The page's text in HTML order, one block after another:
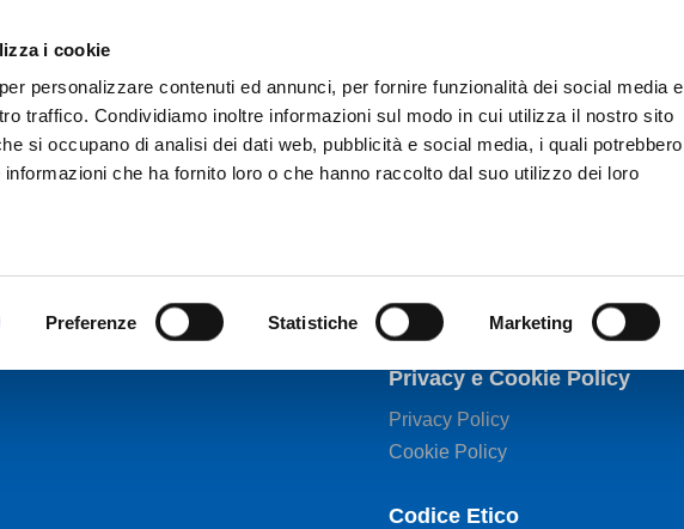
i cookie
personalizzare contenuti ed annunci, per fornire funzionalità dei social media e
traffico. Condividiamo inoltre informazioni sul modo in cui utilizza il nostro sito
si occupano di analisi dei dati web, pubblicità e social media, i quali potrebbero
che ha fornito loro o che hanno raccolto dal suo utilizzo dei loro
Preferenze Statistiche Marketing
XMASTER FGL NETWORK SERVIZI BACHECA
Privacy e Cookie Policy
Privacy Policy
Cookie Policy
Codice Etico